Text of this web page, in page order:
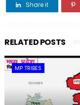
Share it
RELATED POSTS
MP TRIBES